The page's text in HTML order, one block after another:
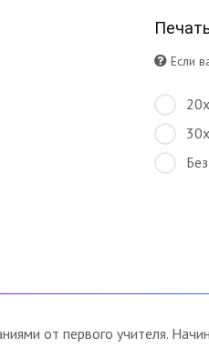
Если
от первого учителя.